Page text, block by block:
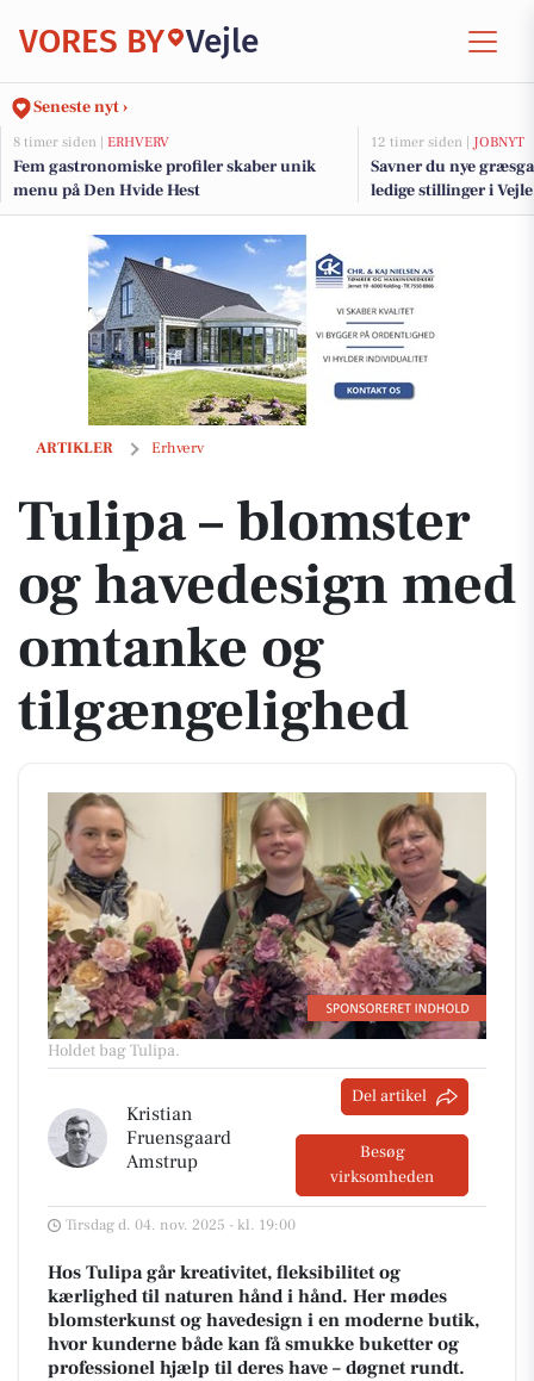
VORES BY Vejle
Seneste nyt ›
8 timer siden | ERHVERV
Fem gastronomiske profiler skaber unik
menu på Den Hvide Hest
12 timer siden | JOBNYT
Savner du nye
ledige stillinger i
ARTIKLER Erhverv
Tulipa – blomster og havedesign med omtanke og tilgængelighed
Tulipa – blomster
og havedesign med
omtanke og
tilgængelighed
Holdet bag Tulipa.
Kristian
Fruensgaard
Amstrup
Del artikel
Besøg
virksomheden
Tirsdag d. 04. nov. 2025 - kl. 19:00
Hos Tulipa går kreativitet, fleksibilitet og
kærlighed til naturen hånd i hånd. Her mødes
blomsterkunst og havedesign i en moderne butik,
hvor kunderne både kan få smukke buketter og
professionel hjælp til deres have – døgnet rundt.